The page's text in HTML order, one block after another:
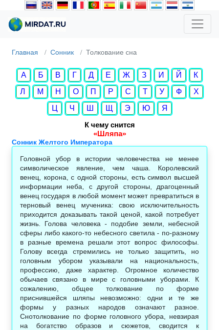
Главная Сонник Толкование сна
А Б В Г Д Е Ж З И Й
К
Л
М Н О П Р С Т У Ф
Х
Ц
Ч Ш Щ Э Ю
Я
К чему снится
«Шляпа»
Сонник Желтого Императора
Головной убор в истории человечества не менее
символическое явление, чем чаша. Королевский
венец, корона, с одной стороны, есть символ высшей
информации неба, с другой стороны, драгоценный
венец государя в любой момент может превратиться в
терновый венец мученика: свою исключительность
приходится доказывать такой ценой, какой потребует
жизнь. Голова человека - подобие земли, небесной
сферы либо какого-то небесного светила - по-разному
в разные времена решали этот вопрос философы.
Голову всегда стремились не только защитить, но
головным убором указывали на национальность,
профессию, даже характер. Огромное количество
обычаев связано в мире с головными уборами. К
сожалению, общее толкование по форме
приснившейся шляпы невозможно: одни и те же
формы у разных народов означают разное.
Снотолкование по форме головного убора, невзирая
на богатство образов и сюжетов, сводится к